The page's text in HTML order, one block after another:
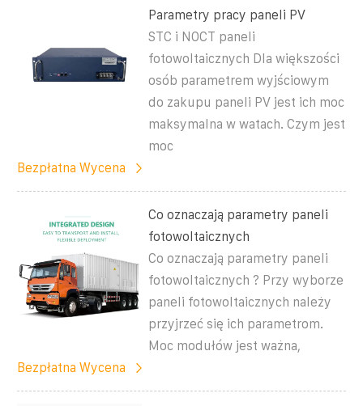
Parametry pracy paneli PV
STC i NOCT paneli
fotowoltaicznych Dla większości
osób parametrem wyjściowym
do zakupu paneli PV jest ich moc
maksymalna w watach. Czym jest
moc
Bezpłatna Wycena
Co oznaczają parametry paneli
fotowoltaicznych
Co oznaczają parametry paneli
fotowoltaicznych ? Przy wyborze
paneli fotowoltaicznych należy
przyjrzeć się ich parametrom.
Moc modułów jest ważna,
Bezpłatna Wycena